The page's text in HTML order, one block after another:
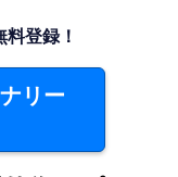
登録！
リー